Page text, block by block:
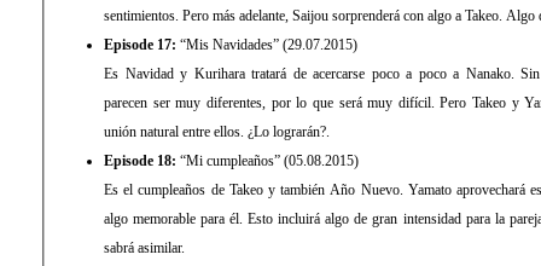
sentimientos. Pero más adelante, Saijou sorprenderá con algo a Takeo.
Episode 17: “Mis Navidades” (29.07.2015)
Es Navidad y Kurihara tratará de acercarse poco a poco a Nanako. Sin
parecen ser muy diferentes, por lo que será muy difícil. Pero Takeo y
unión natural entre ellos. ¿Lo lograrán?.
Episode 18: “Mi cumpleaños” (05.08.2015)
Es el cumpleaños de Takeo y también Año Nuevo. Yamato aprovechará
algo memorable para él. Esto incluirá algo de gran intensidad para la
sabrá asimilar.